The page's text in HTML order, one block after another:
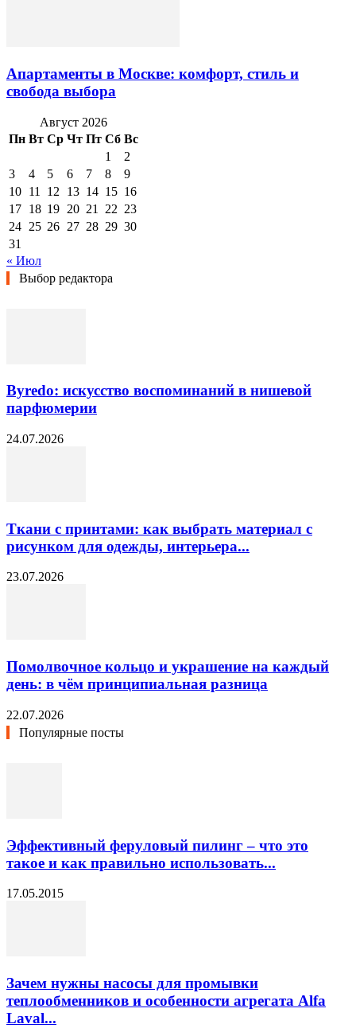
Апартаменты в Москве: комфорт, стиль и
свобода выбора
Август 2026
Пн Вт Ср Чт Пт Сб Вс
1
2
3
4 5 6 7 8
9
10 11 12 13 14 15 16
17 18 19 20 21 22 23
24 25 26 27 28 29 30
31
« Июл
Выбор редактора
Byredo: искусство воспоминаний в нишевой
парфюмерии
24.07.2026
Ткани с принтами: как выбрать материал с
рисунком для одежды, интерьера...
23.07.2026
Помолвочное кольцо и украшение на каждый
день: в чём принципиальная разница
22.07.2026
Популярные посты
Эффективный феруловый пилинг – что это
такое и как правильно использовать...
17.05.2015
Зачем нужны насосы для промывки
теплообменников и особенности агрегата Alfa
Laval...